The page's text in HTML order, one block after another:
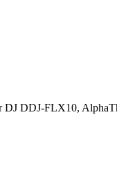
DDJ-FLX10,